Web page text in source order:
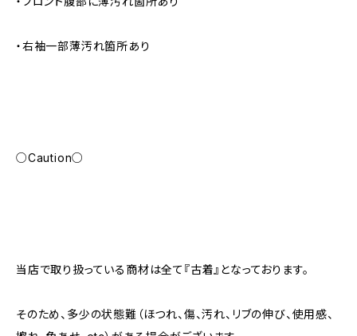
・右袖一部薄汚れ箇所あり
○Caution○
当店で取り扱っている商材は全て『古着』となっております。
そのため、多少の状態難（ほつれ、傷、汚れ、リブの伸び、使用感、